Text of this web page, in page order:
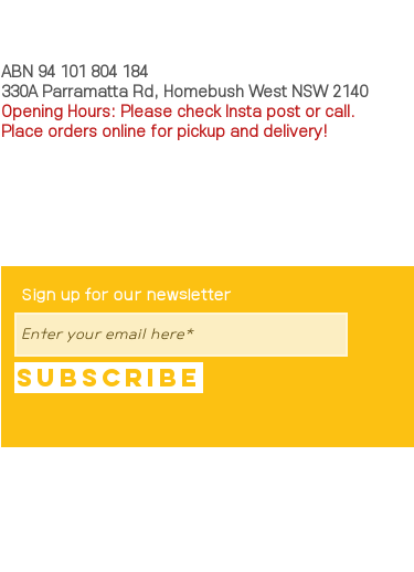
ABN 94 101 804 184
330A Parramatta Rd, Homebush West NSW 2140
Opening Hours: Please check Insta post or call.
Place orders online for pickup and delivery!
Sign up for our newsletter
Subscribe